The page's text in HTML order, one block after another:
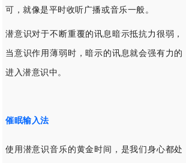
可，就像是平时收听广播或音乐一般。
潜意识对于不断重覆的讯息暗示抵抗力很弱，
当意识作用薄弱时，暗示的讯息就会强有力的
进入潜意识中。
催眠输入法
使用潜意识音乐的黄金时间，是我们身心都处